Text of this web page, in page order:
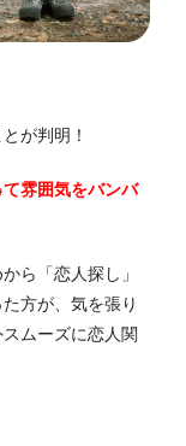
が判明！
て雰囲気をバンバ
ら「恋人探し」
方が、気を張り
ムーズに恋人関